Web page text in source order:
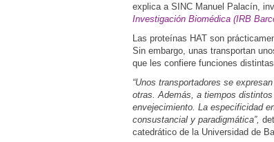
explica a SINC Manuel Palacín,
Investigación Biomédica ​​(IRB
Las proteínas HAT son
Sin embargo, unas transportan
que les confiere funciones
“Unos transportadores se
otras. Además, a tiempos
envejecimiento. La especificidad
consustancial y paradigmática”,
catedrático de la Universidad de